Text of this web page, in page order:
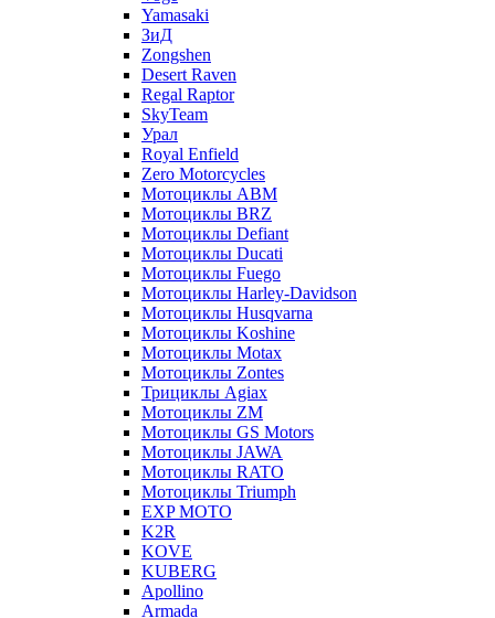
Yamasaki
ЗиД
Zongshen
Desert Raven
Regal Raptor
SkyTeam
Урал
Royal Enfield
Zero Motorcycles
Мотоциклы ABM
Мотоциклы BRZ
Мотоциклы Defiant
Мотоциклы Ducati
Мотоциклы Fuego
Мотоциклы Harley-Davidson
Мотоциклы Husqvarna
Мотоциклы Koshine
Мотоциклы Motax
Мотоциклы Zontes
Трициклы Agiax
Мотоциклы ZM
Мотоциклы GS Motors
Мотоциклы JAWA
Мотоциклы RATO
Мотоциклы Triumph
EXP MOTO
K2R
KOVE
KUBERG
Apollino
Armada